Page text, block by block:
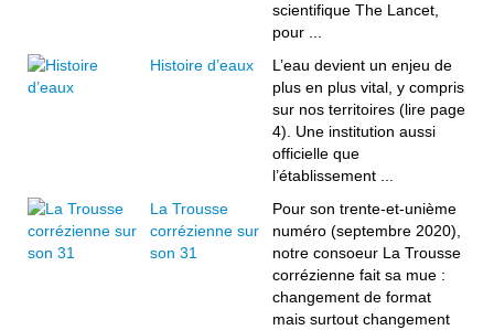
scientifique The Lancet,
pour ...
Histoire d’eaux
L’eau devient un enjeu de
plus en plus vital, y compris
sur nos territoires (lire page
4). Une institution aussi
officielle que
l’établissement ...
La Trousse
corrézienne sur
son 31
Pour son trente-et-unième
numéro (septembre 2020),
notre consoeur La Trousse
corrézienne fait sa mue :
changement de format
mais surtout changement